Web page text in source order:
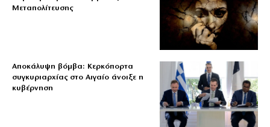
Μεταπολίτευσης
Αποκάλυψη βόμβα: Κερκόπορτα
συγκυριαρχίας στο Αιγαίο άνοιξε η
κυβέρνηση